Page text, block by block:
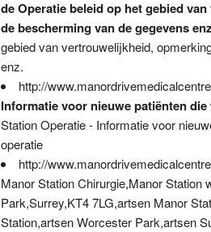
de Operatie beleid op het gebied
de bescherming van de gegevens
gebied van vertrouwelijkheid,
enz.
http://
Informatie voor nieuwe patiënten
Station Operatie - Informatie voor
operatie
http://
Manor Station Chirurgie,Manor
Park,Surrey,KT4 7LG,artsen Manor
Station,artsen Worcester Park,artsen